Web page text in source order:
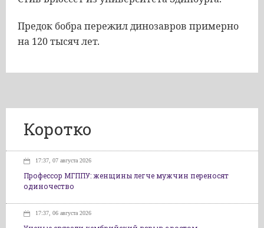
Предок бобра пережил динозавров примерно
на 120 тысяч лет.
Коротко
17:37, 07 августа 2026
Профессор МГППУ: женщины легче мужчин переносят
одиночество
17:37, 06 августа 2026